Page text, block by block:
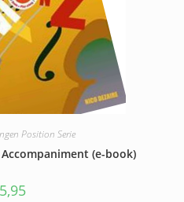
Position Serie
(e-book)
5,95